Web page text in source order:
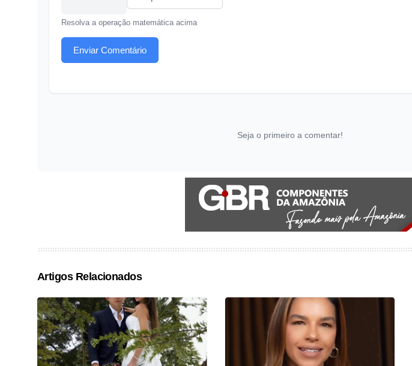
Resolva a operação matemática acima
Enviar Comentário
Seja o primeiro a comentar!
Artigos Relacionados